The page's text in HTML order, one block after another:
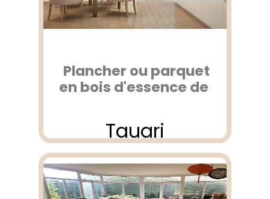
Plancher ou parquet
en bois d'essence de
Tauari